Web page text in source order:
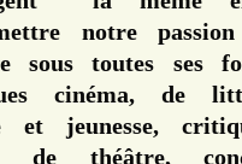
notre
sous toutes ses
cinéma, de
et jeunesse,
de théâtre,